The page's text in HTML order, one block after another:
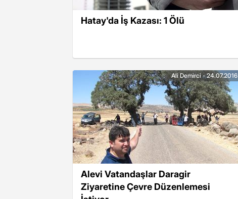
Hatay'da İş Kazası: 1 Ölü
Alevi Vatandaşlar Daragir
Ziyaretine Çevre Düzenlemesi
Ali Demirci - 24.07.2016